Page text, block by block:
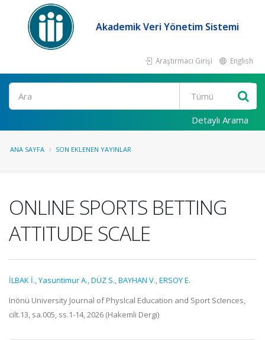
Akademik Veri Yönetim Sistemi
Araştırmacı Girişi English
Ara
Detaylı Arama
ANA SAYFA SON EKLENEN YAYINLAR
ONLINE SPORTS BETTING
ATTITUDE SCALE
İLBAK İ.,Yasuntimur A.,DÜZ S.,BAYHAN V.,ERSOY E.
Inönü University Journal of PhysIcal Education and Sport ScIences,
cilt.13, sa.005, ss.1-14, 2026 (Hakemli Dergi)